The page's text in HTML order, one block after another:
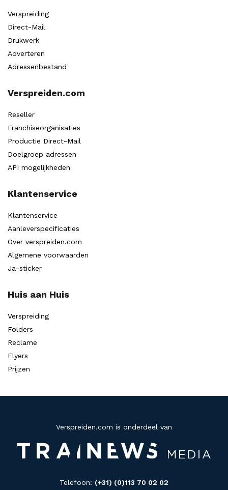
Verspreiding
Direct-Mail
Drukwerk
Adverteren
Adressenbestand
Verspreiden.com
Reseller
Franchiseorganisaties
Productie Direct-Mail
Doelgroep adressen
API mogelijkheden
Klantenservice
Klantenservice
Aanleverspecificaties
Over verspreiden.com
Algemene voorwaarden
Ja-sticker
Huis aan Huis
Verspreiding
Folders
Reclame
Flyers
Prijzen
Verspreiden.com is onderdeel van
Telefoon: (+31) (0)113 70 02 02